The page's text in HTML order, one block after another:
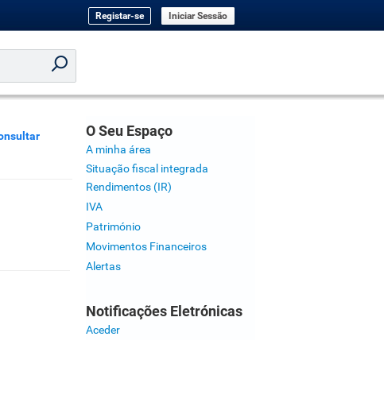
Registar-se Iniciar Sessão
O Seu Espaço
A minha área
Situação fiscal integrada
Rendimentos (IR)
IVA
Património
Movimentos Financeiros
Alertas
Notificações Eletrónicas
Aceder